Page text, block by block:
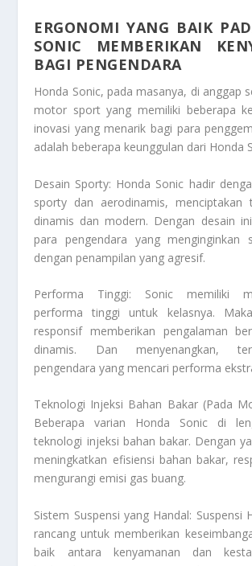
ERGONOMI YANG BAIK
SONIC MEMBERIKAN
BAGI PENGENDARA
Honda Sonic, pada masanya, di anggap
motor sport yang memiliki beberapa
inovasi yang menarik bagi para
adalah beberapa keunggulan dari Honda
Desain Sporty: Honda Sonic hadir
sporty dan aerodinamis, menciptakan
dinamis dan modern. Dengan desain
para pengendara yang menginginkan
dengan penampilan yang agresif.
Performa Tinggi: Sonic memiliki
performa tinggi untuk kelasnya.
responsif memberikan pengalaman
dinamis. Dan menyenangkan,
pengendara yang mencari performa
Teknologi Injeksi Bahan Bakar (Pada
Beberapa varian Honda Sonic di
teknologi injeksi bahan bakar. Dengan
meningkatkan efisiensi bahan bakar,
mengurangi emisi gas buang.
Sistem Suspensi yang Handal: Suspensi
rancang untuk memberikan
baik antara kenyamanan dan